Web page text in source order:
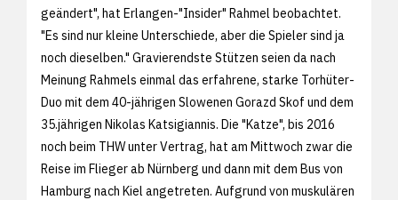
geändert", hat Erlangen-"Insider" Rahmel beobachtet.
"Es sind nur kleine Unterschiede, aber die Spieler sind ja
noch dieselben." Gravierendste Stützen seien da nach
Meinung Rahmels einmal das erfahrene, starke Torhüter-
Duo mit dem 40-jährigen Slowenen Gorazd Skof und dem
35.jährigen Nikolas Katsigiannis. Die "Katze", bis 2016
noch beim THW unter Vertrag, hat am Mittwoch zwar die
Reise im Flieger ab Nürnberg und dann mit dem Bus von
Hamburg nach Kiel angetreten. Aufgrund von muskulären